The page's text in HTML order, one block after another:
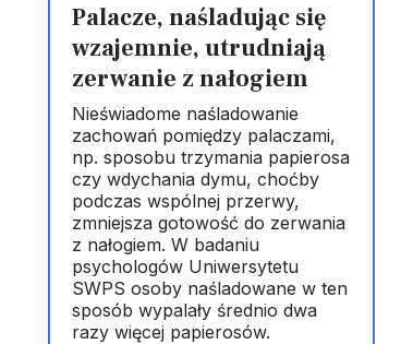
Palacze, naśladując się
wzajemnie, utrudniają
zerwanie z nałogiem
Nieświadome naśladowanie
zachowań pomiędzy palaczami,
np. sposobu trzymania papierosa
czy wdychania dymu, choćby
podczas wspólnej przerwy,
zmniejsza gotowość do zerwania
z nałogiem. W badaniu
psychologów Uniwersytetu
SWPS osoby naśladowane w ten
sposób wypalały średnio dwa
razy więcej papierosów.